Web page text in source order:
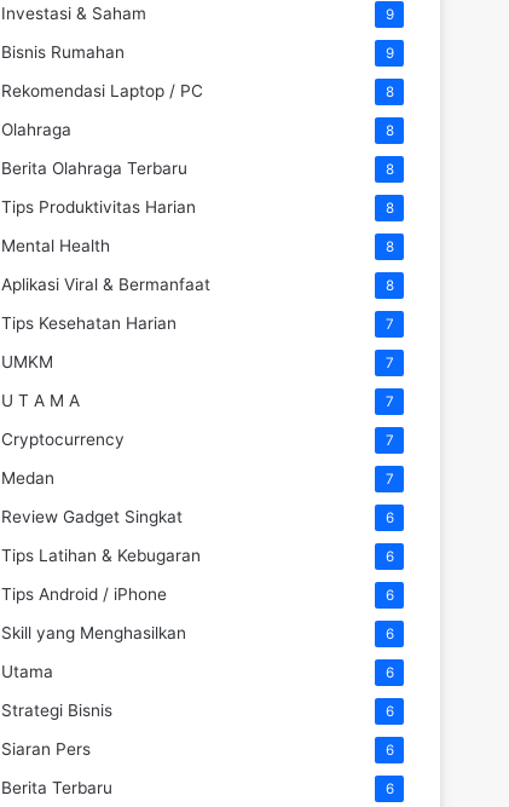
Investasi & Saham 9
Bisnis Rumahan 9
Rekomendasi Laptop / PC 8
Olahraga 8
Berita Olahraga Terbaru 8
Tips Produktivitas Harian 8
Mental Health 8
Aplikasi Viral & Bermanfaat 8
Tips Kesehatan Harian 7
UMKM 7
U T A M A 7
Cryptocurrency 7
Medan 7
Review Gadget Singkat 6
Tips Latihan & Kebugaran 6
Tips Android / iPhone 6
Skill yang Menghasilkan 6
Utama 6
Strategi Bisnis 6
Siaran Pers 6
Berita Terbaru 6